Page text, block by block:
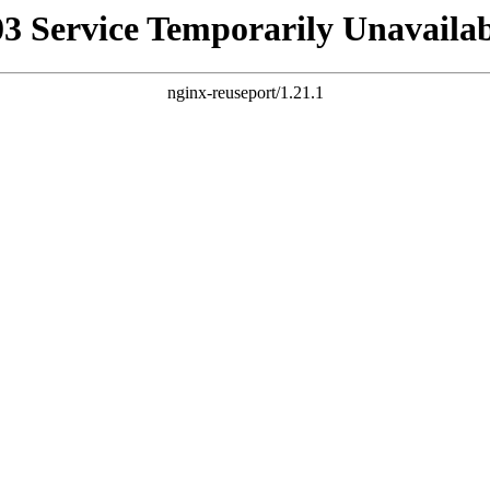
Service Temporarily
nginx-reuseport/1.21.1